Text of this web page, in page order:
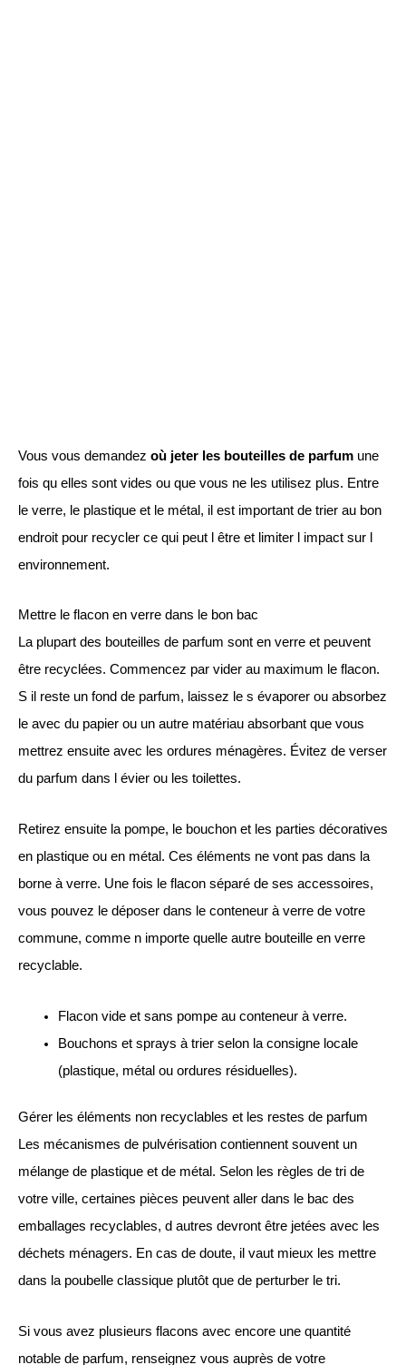
Vous vous demandez où jeter les bouteilles de parfum une
fois qu elles sont vides ou que vous ne les utilisez plus. Entre
le verre, le plastique et le métal, il est important de trier au bon
endroit pour recycler ce qui peut l être et limiter l impact sur l
environnement.
Mettre le flacon en verre dans le bon bac
La plupart des bouteilles de parfum sont en verre et peuvent
être recyclées. Commencez par vider au maximum le flacon.
S il reste un fond de parfum, laissez le s évaporer ou absorbez
le avec du papier ou un autre matériau absorbant que vous
mettrez ensuite avec les ordures ménagères. Évitez de verser
du parfum dans l évier ou les toilettes.
Retirez ensuite la pompe, le bouchon et les parties décoratives
en plastique ou en métal. Ces éléments ne vont pas dans la
borne à verre. Une fois le flacon séparé de ses accessoires,
vous pouvez le déposer dans le conteneur à verre de votre
commune, comme n importe quelle autre bouteille en verre
recyclable.
Flacon vide et sans pompe au conteneur à verre.
Bouchons et sprays à trier selon la consigne locale
(plastique, métal ou ordures résiduelles).
Gérer les éléments non recyclables et les restes de parfum
Les mécanismes de pulvérisation contiennent souvent un
mélange de plastique et de métal. Selon les règles de tri de
votre ville, certaines pièces peuvent aller dans le bac des
emballages recyclables, d autres devront être jetées avec les
déchets ménagers. En cas de doute, il vaut mieux les mettre
dans la poubelle classique plutôt que de perturber le tri.
Si vous avez plusieurs flacons avec encore une quantité
notable de parfum, renseignez vous auprès de votre